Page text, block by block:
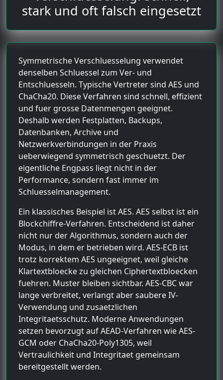
stark und oft falsch eingesetzt
Symmetrische Verschluesselung verwendet
denselben Schluessel zum Ver- und
Entschluesseln. Typische Vertreter sind AES und
ChaCha20. Diese Verfahren sind schnell, effizient
und fuer grosse Datenmengen geeignet.
Deshalb werden Festplatten, Backups,
Datenbanken, Archive und
Netzwerkverbindungen in der Praxis
ueberwiegend symmetrisch geschuetzt. Der
eigentliche Engpass liegt nicht in der
Performance, sondern fast immer im
Schluesselmanagement.
Ein klassisches Beispiel ist AES. AES selbst ist ein
Blockchiffre-Verfahren. Entscheidend ist daher
nicht nur der Algorithmus, sondern auch der
Modus, in dem er betrieben wird. AES-ECB ist
trotz korrektem AES ungeeignet, weil gleiche
Klartextbloecke zu gleichen Ciphertextbloecken
fuehren. Muster bleiben sichtbar. AES-CBC war
lange verbreitet, verlangt aber saubere IV-
Verwendung und zusaetzlichen
Integritaetsschutz. Moderne Anwendungen
setzen bevorzugt auf AEAD-Verfahren wie AES-
GCM oder ChaCha20-Poly1305, weil
Vertraulichkeit und Integritaet gemeinsam
bereitgestellt werden.